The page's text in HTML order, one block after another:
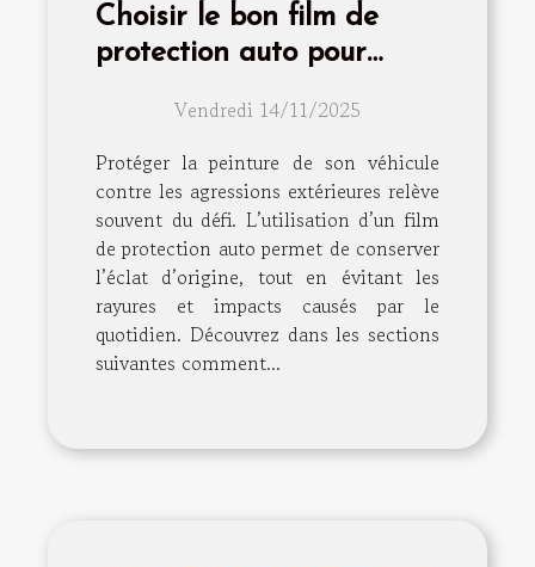
Choisir le bon film de
protection auto pour
votre véhicule
Vendredi 14/11/2025
Protéger la peinture de son véhicule
contre les agressions extérieures relève
souvent du défi. L’utilisation d’un film
de protection auto permet de conserver
l’éclat d’origine, tout en évitant les
rayures et impacts causés par le
quotidien. Découvrez dans les sections
suivantes comment...